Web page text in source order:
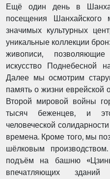
Ещё один день в
посещения
значимых культурных
уникальные коллекции
живописи,
искусство Поднебесной
Далее мы осмотрим
память о жизни
Второй мировой войны
тысяч беженцев, и
человеческой
времена. Кроме того, мы
шёлковым
подъём на башню
впечатляющих